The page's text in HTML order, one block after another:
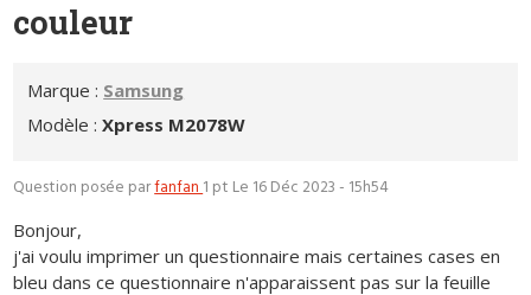
couleur
Marque : Samsung
Modèle :Xpress M2078W
Question posée parfanfan1 pt Le 16 Déc 2023 - 15h54
Bonjour,
j'ai voulu imprimer un questionnaire mais certaines cases en
bleu dans ce questionnaire n'apparaissent pas sur la feuille